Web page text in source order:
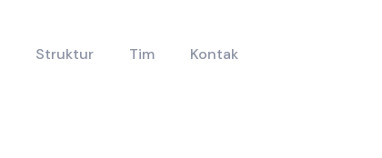
Struktur Tim Kontak